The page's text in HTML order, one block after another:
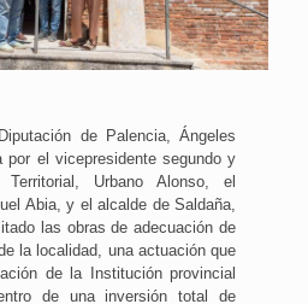
de Palencia, Ángeles
por el vicepresidente segundo y
Urbano Alonso, el
Abia, y el alcalde de Saldaña,
las obras de adecuación de
la localidad, una actuación que
de la Institución provincial
de una inversión total de